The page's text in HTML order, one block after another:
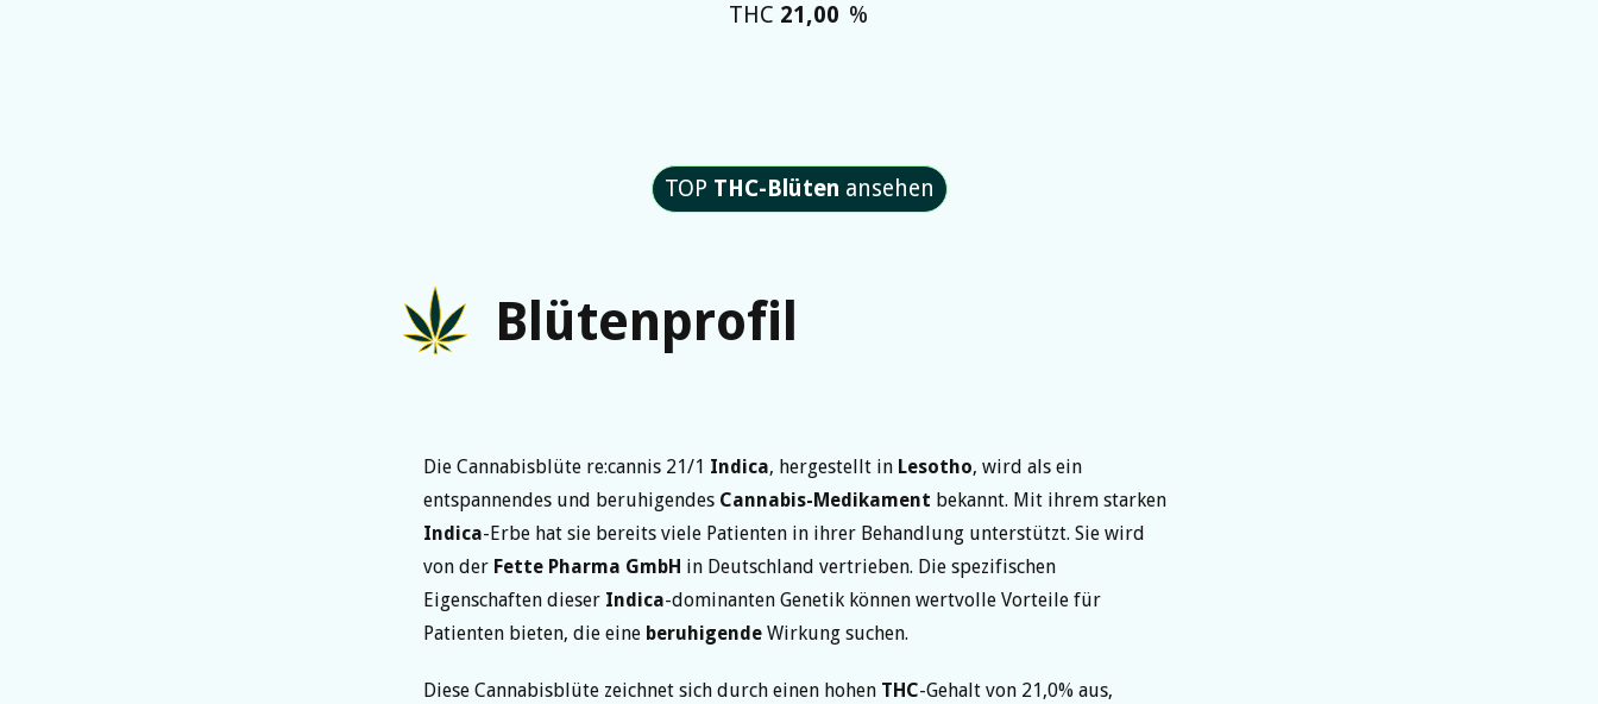
THC 21,00 %
TOP THC-Blüten ansehen
Blütenprofil
Die Cannabisblüte re:cannis 21/1 Indica, hergestellt in Lesotho, wird als ein
entspannendes und beruhigendes Cannabis-Medikament bekannt. Mit ihrem starken
Indica-Erbe hat sie bereits viele Patienten in ihrer Behandlung unterstützt. Sie wird
von der Fette Pharma GmbH in Deutschland vertrieben. Die spezifischen
Eigenschaften dieser Indica-dominanten Genetik können wertvolle Vorteile für
Patienten bieten, die eine beruhigende Wirkung suchen.
Diese Cannabisblüte zeichnet sich durch einen hohen THC-Gehalt von 21,0% aus,